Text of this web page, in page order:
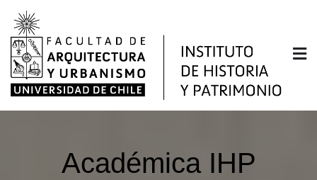
Saltar
contenido
Instituto de Historia y
Patrimonio
Facultad de Arquitectura y Urbanismo de la
Académica IHP